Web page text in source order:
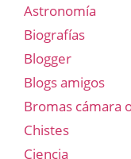
Astronomía
Biografías
Blogger
Blogs amigos
Bromas cámara
Chistes
Ciencia